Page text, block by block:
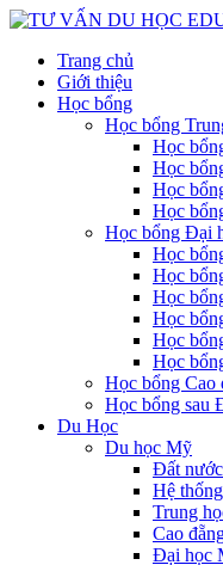
Trang chủ
Giới thiệu
Học bổng
Học bổng
Học
Học
Học
Học
Học bổng Đại
Học
Học
Học
Học
Học
Học
Học bổng Cao
Học bổng sau
Du Học
Du học Mỹ
Đất
Hệ
Trung
Cao
Đại học